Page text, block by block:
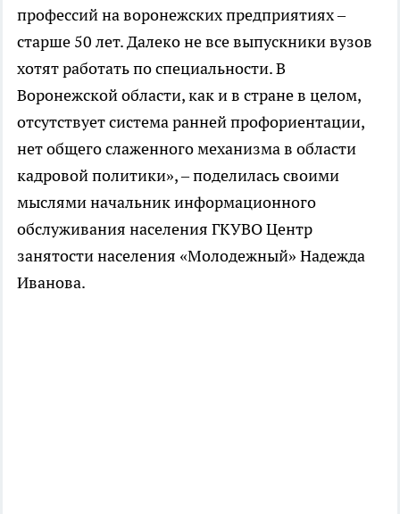
профессий на воронежских предприятиях –
старше 50 лет. Далеко не все выпускники вузов
хотят работать по специальности. В
Воронежской области, как и в стране в целом,
отсутствует система ранней профориентации,
нет общего слаженного механизма в области
кадровой политики», – поделилась своими
мыслями начальник информационного
обслуживания населения ГКУВО Центр
занятости населения «Молодежный» Надежда
Иванова.